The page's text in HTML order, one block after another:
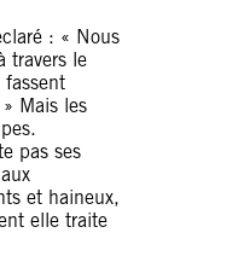
: « Nous
travers le
fassent
Mais les
pas ses
et haineux,
elle traite